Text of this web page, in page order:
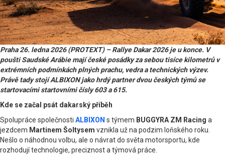
Praha 26. ledna 2026 (PROTEXT) – Rallye Dakar 2026 je u konce. V
poušti Saudské Arábie mají české posádky za sebou tisíce kilometrů v
extrémních podmínkách plných prachu, vedra a technických výzev.
Právě tady stojí ALBIXON jako hrdý partner dvou českých týmů se
startovacími startovními čísly 603 a 615.
Kde se začal psát dakarský příběh
Spolupráce společnosti ALBIXON s týmem BUGGYRA ZM Racing a
jezdcem Martinem Šoltysem vznikla už na podzim loňského roku.
Nešlo o náhodnou volbu, ale o návrat do světa motorsportu, kde
rozhodují technologie, preciznost a týmová práce.